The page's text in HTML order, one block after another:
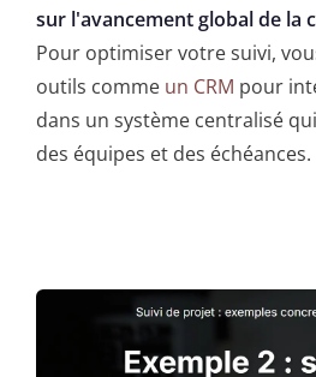
sur l'avancement global de la
Pour optimiser votre suivi,
outils comme un CRM pour
dans un système centralisé
des équipes et des échéances.